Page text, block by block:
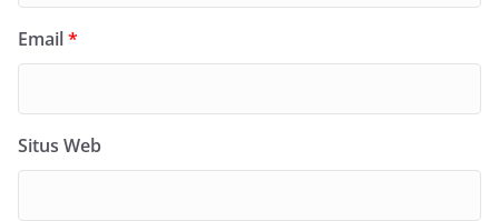
Email*
Situs Web